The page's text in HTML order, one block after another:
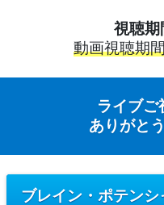
視聴期
動画視聴期
ライブご
ありがと
ブレイン・ポテン